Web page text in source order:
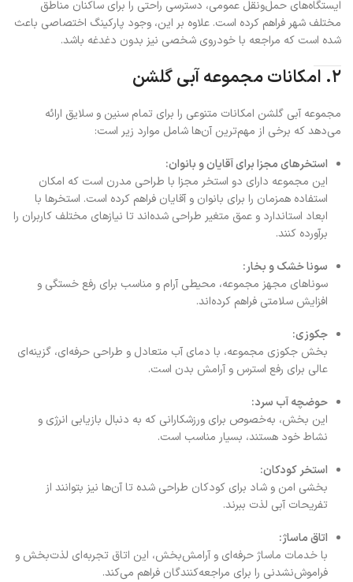
ایستگاه‌های حمل‌ونقل عمومی، دسترسی راحتی را برای ساکنان مناطق
مختلف شهر فراهم کرده است. علاوه بر این، وجود پارکینگ اختصاصی باعث
شده است که مراجعه با خودروی شخصی نیز بدون دغدغه باشد.
۲. امکانات مجموعه آبی گلشن
مجموعه آبی گلشن امکانات متنوعی را برای تمام سنین و سلایق ارائه
می‌دهد که برخی از مهم‌ترین آن‌ها شامل موارد زیر است:
استخرهای مجزا برای آقایان و بانوان:
این مجموعه دارای دو استخر مجزا با طراحی مدرن است که امکان
استفاده همزمان را برای بانوان و آقایان فراهم کرده است. استخرها با
ابعاد استاندارد و عمق متغیر طراحی شده‌اند تا نیازهای مختلف کاربران را
برآورده کنند.
سونا خشک و بخار:
سوناهای مجهز مجموعه، محیطی آرام و مناسب برای رفع خستگی و
افزایش سلامتی فراهم کرده‌اند.
جکوزی:
بخش جکوزی مجموعه، با دمای آب متعادل و طراحی حرفه‌ای، گزینه‌ای
عالی برای رفع استرس و آرامش بدن است.
حوضچه آب سرد:
این بخش، به‌خصوص برای ورزشکارانی که به دنبال بازیابی انرژی و
نشاط خود هستند، بسیار مناسب است.
استخر کودکان:
بخشی امن و شاد برای کودکان طراحی شده تا آن‌ها نیز بتوانند از
تفریحات آبی لذت ببرند.
اتاق ماساژ:
با خدمات ماساژ حرفه‌ای و آرامش‌بخش، این اتاق تجربه‌ای لذت‌بخش و
فراموش‌نشدنی را برای مراجعه‌کنندگان فراهم می‌کند.